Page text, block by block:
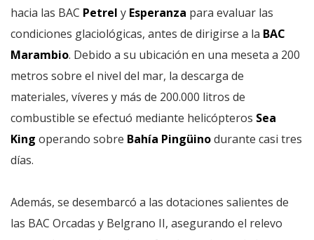
hacia las BAC Petrel y Esperanza para evaluar las
condiciones glaciológicas, antes de dirigirse a la BAC
Marambio. Debido a su ubicación en una meseta a 200
metros sobre el nivel del mar, la descarga de
materiales, víveres y más de 200.000 litros de
combustible se efectuó mediante helicópteros Sea
King operando sobre Bahía Pingüinodurante casi tres
días.
Además, se desembarcó a las dotaciones salientes de
las BAC Orcadas y Belgrano II, asegurando el relevo